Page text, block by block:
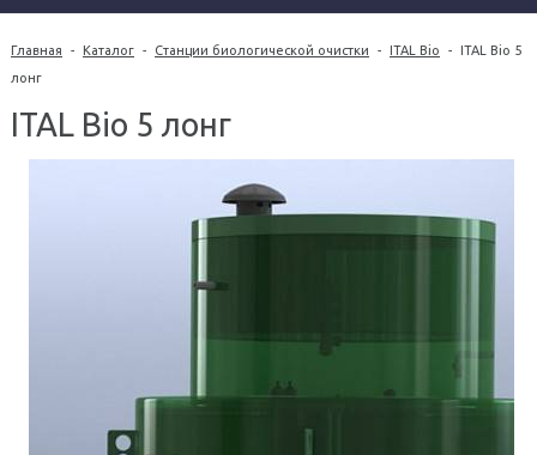
Главная - Каталог - Станции биологической очистки - ITAL Bio - ITAL Bio 5
лонг
ITAL Bio 5 лонг